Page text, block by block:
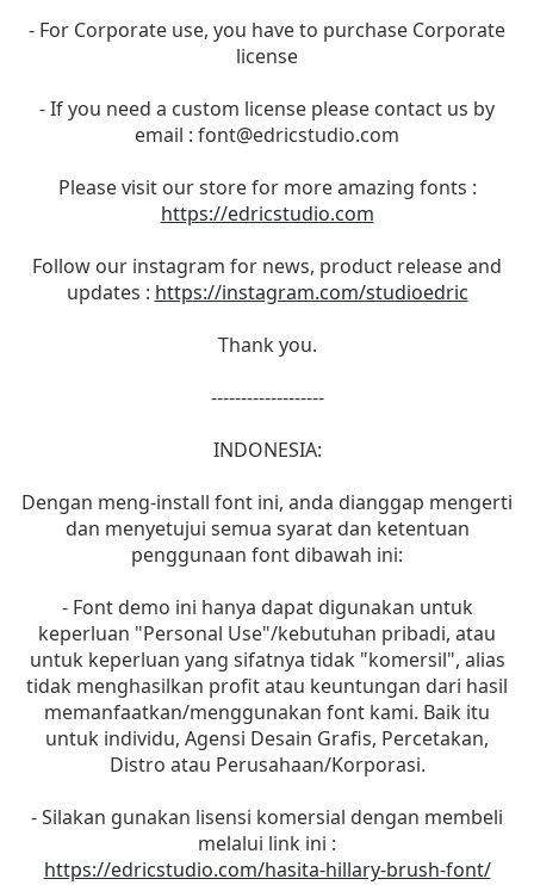
- For Corporate use, you have to purchase Corporate
license
- If you need a custom license please contact us by
email : font@edricstudio.com
Please visit our store for more amazing fonts :
https://edricstudio.com
Follow our instagram for news, product release and
updates : https://instagram.com/studioedric
Thank you.
-------------------
INDONESIA:
Dengan meng-install font ini, anda dianggap mengerti
dan menyetujui semua syarat dan ketentuan
penggunaan font dibawah ini:
- Font demo ini hanya dapat digunakan untuk
keperluan "Personal Use"/kebutuhan pribadi, atau
untuk keperluan yang sifatnya tidak "komersil", alias
tidak menghasilkan profit atau keuntungan dari hasil
memanfaatkan/menggunakan font kami. Baik itu
untuk individu, Agensi Desain Grafis, Percetakan,
Distro atau Perusahaan/Korporasi.
- Silakan gunakan lisensi komersial dengan membeli
melalui link ini :
https://edricstudio.com/hasita-hillary-brush-font/